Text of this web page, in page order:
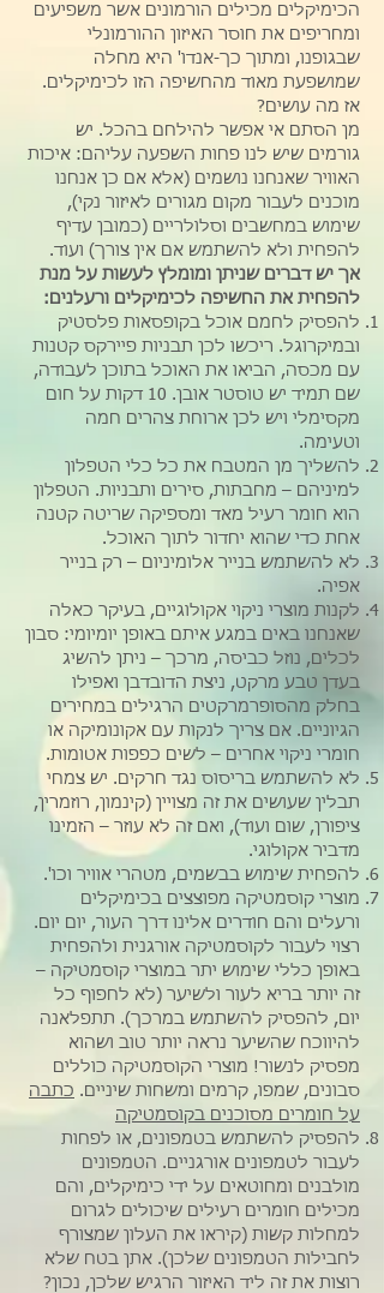
הכימיקלים מכילים הורמונים אשר משפיעים
ומחריפים את חוסר האיזון ההורמונלי
שבגופנו, ומתוך כך-אנדו' היא מחלה
שמושפעת מאוד מהחשיפה הזו לכימיקלים.
אז מה עושים?
מן הסתם אי אפשר להילחם בהכל. יש
גורמים שיש לנו פחות השפעה עליהם: איכות
האוויר שאנחנו נושמים (אלא אם כן אנחנו
מוכנים לעבור מקום מגורים לאיזור נקי),
שימוש במחשבים וסלולריים (כמובן עדיף
להפחית ולא להשתמש אם אין צורך) ועוד.
אך יש דברים שניתן ומומלץ לעשות על מנת
להפחית את החשיפה לכימיקלים ורעלנים:
להפסיק לחמם אוכל בקופסאות פלסטיק
ובמיקרוגל. ריכשו לכן תבניות פיירקס קטנות
עם מכסה, הביאו את האוכל בתוכן לעבודה,
שם תמיד יש טוסטר אובן. 10 דקות על חום
מקסימלי ויש לכן ארוחת צהרים חמה
וטעימה.
להשליך מן המטבח את כל כלי הטפלון
למיניהם – מחבתות, סירים ותבניות. הטפלון
הוא חומר רעיל מאד ומספיקה שריטה קטנה
אחת כדי שהוא יחדור לתוך האוכל.
לא להשתמש בנייר אלומיניום – רק בנייר
אפיה.
לקנות מוצרי ניקוי אקולוגיים, בעיקר כאלה
שאנחנו באים במגע איתם באופן יומיומי: סבון
לכלים, נוזל כביסה, מרכך – ניתן להשיג
בעדן טבע מרקט, ניצת הדובדבן ואפילו
בחלק מהסופרמרקטים הרגילים במחירים
הגיוניים. אם צריך לנקות עם אקונומיקה או
חומרי ניקוי אחרים – לשים כפפות אטומות.
לא להשתמש בריסוס נגד חרקים. יש צמחי
תבלין שעושים את זה מצויין (קינמון, רוזמרין,
ציפורן, שום ועוד), ואם זה לא עוזר – הזמינו
מדביר אקולוגי.
להפחית שימוש בבשמים, מטהרי אוויר וכו'.
מוצרי קוסמטיקה מפוצצים בכימיקלים
ורעלים והם חודרים אלינו דרך העור, יום יום.
רצוי לעבור לקוסמטיקה אורגנית ולהפחית
באופן כללי שימוש יתר במוצרי קוסמטיקה –
זה יותר בריא לעור ולשיער (לא לחפוף כל
יום, להפסיק להשתמש במרכך). תתפלאנה
להיווכח שהשיער נראה יותר טוב ושהוא
מפסיק לנשור! מוצרי הקוסמטיקה כוללים
סבונים, שמפו, קרמים ומשחות שיניים. כתבה
על חומרים מסוכנים בקוסמטיקה
להפסיק להשתמש בטמפונים, או לפחות
לעבור לטמפונים אורגניים. הטמפונים
מולבנים ומחוטאים על ידי כימיקלים, והם
מכילים חומרים רעילים שיכולים לגרום
למחלות קשות (קיראו את העלון שמצורף
לחבילות הטמפונים שלכן). אתן בטח שלא
רוצות את זה ליד האיזור הרגיש שלכן, נכון?